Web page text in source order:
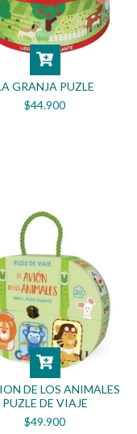
GRANJA PUZLE
$44.900
DE LOS ANIMALES
PUZLE DE VIAJE
$49.900